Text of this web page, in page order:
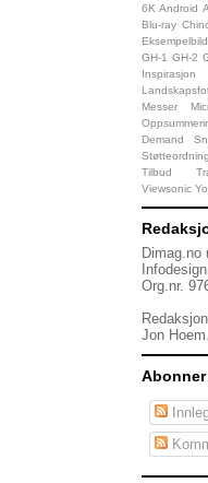
6K Android
Blu-ray
GH-1 GH-2
Inspirasjon
Messer
Demand
Tilbud
Viewsonic
Dimag.no
Org.nr.
Jon Hoem.
Abonner